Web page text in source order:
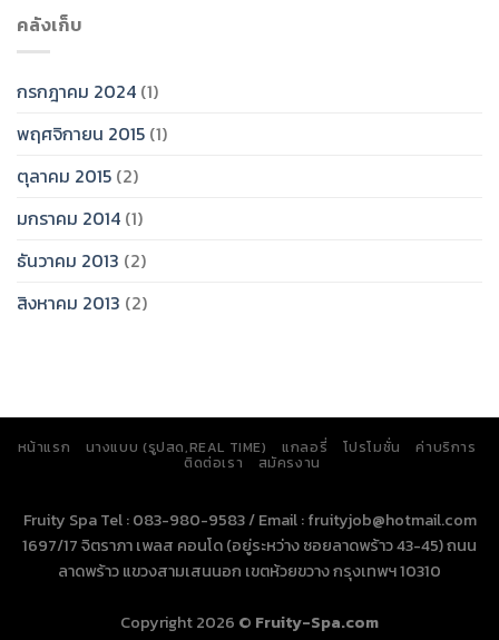
คลังเก็บ
กรกฎาคม 2024 (1)
พฤศจิกายน 2015 (1)
ตุลาคม 2015 (2)
มกราคม 2014 (1)
ธันวาคม 2013 (2)
สิงหาคม 2013 (2)
หน้าแรก นางแบบ (รูปสด,REAL TIME) แกลอรี่ โปรโมชั่น ค่าบริการ
ติดต่อเรา สมัครงาน
Fruity Spa Tel : 083-980-9583 / Email : fruityjob@hotmail.com
1697/17 จิตราภา เพลส คอนโด (อยู่ระหว่าง ซอยลาดพร้าว 43-45) ถนน
ลาดพร้าว แขวงสามเสนนอก เขตห้วยขวาง กรุงเทพฯ 10310
Copyright 2026 © Fruity-Spa.com